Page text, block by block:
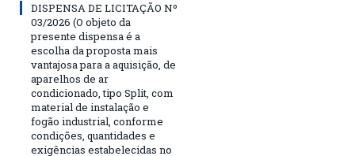
DISPENSA DE LICITAÇÃO Nº
03/2026 (O objeto da
presente dispensa é a
escolha da proposta mais
vantajosa para a aquisição, de
aparelhos de ar
condicionado, tipo Split, com
material de instalação e
fogão industrial, conforme
condições, quantidades e
exigências estabelecidas no